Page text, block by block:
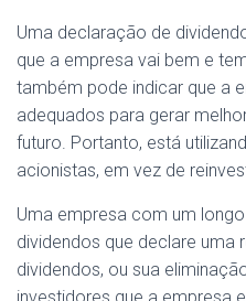
Uma declaração de
que a empresa vai bem e
também pode indicar que a
adequados para gerar
futuro. Portanto, está
acionistas, em vez de
Uma empresa com um
dividendos que declare uma
dividendos, ou sua